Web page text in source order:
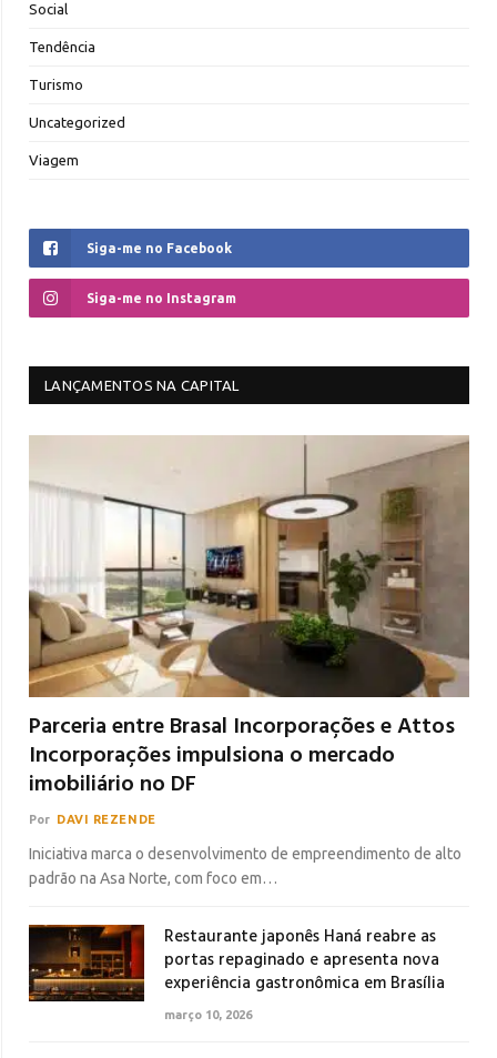
Social
Tendência
Turismo
Uncategorized
Viagem
Siga-me no Facebook
Siga-me no Instagram
LANÇAMENTOS NA CAPITAL
Parceria entre Brasal Incorporações e Attos
Incorporações impulsiona o mercado
imobiliário no DF
Por DAVI REZENDE
Iniciativa marca o desenvolvimento de empreendimento de alto
padrão na Asa Norte, com foco em…
Restaurante japonês Haná reabre as
portas repaginado e apresenta nova
experiência gastronômica em Brasília
março 10, 2026